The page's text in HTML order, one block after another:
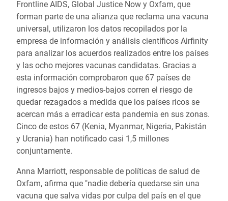
Frontline AIDS, Global Justice Now y Oxfam, que
forman parte de una alianza que reclama una vacuna
universal, utilizaron los datos recopilados por la
empresa de información y análisis científicos Airfinity
para analizar los acuerdos realizados entre los países
y las ocho mejores vacunas candidatas. Gracias a
esta información comprobaron que 67 países de
ingresos bajos y medios-bajos corren el riesgo de
quedar rezagados a medida que los países ricos se
acercan más a erradicar esta pandemia en sus zonas.
Cinco de estos 67 (Kenia, Myanmar, Nigeria, Pakistán
y Ucrania) han notificado casi 1,5 millones
conjuntamente.
Anna Marriott, responsable de políticas de salud de
Oxfam, afirma que "nadie debería quedarse sin una
vacuna que salva vidas por culpa del país en el que